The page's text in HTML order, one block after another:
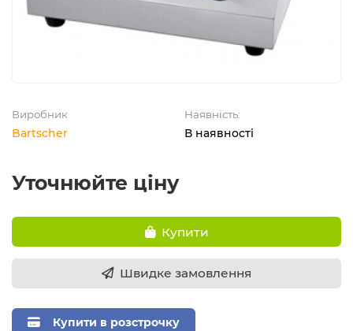
Виробник
Bartscher
Наявність:
В наявності
Уточнюйте ціну
Купити
Швидке замовлення
Купити в розстрочку